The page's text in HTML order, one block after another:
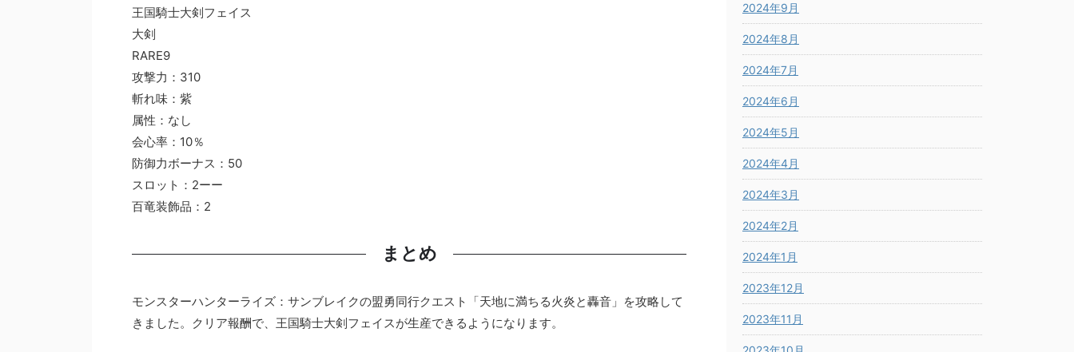
王国騎士大剣フェイス
大剣
RARE9
攻撃力：310
斬れ味：紫
属性：なし
会心率：10％
防御力ボーナス：50
スロット：2ーー
百竜装飾品：2
まとめ
モンスターハンターライズ：サンブレイクの盟勇同行クエスト「天地に満ちる火炎と轟音」を攻略して
きました。クリア報酬で、王国騎士大剣フェイスが生産できるようになります。
2024年9月
2024年8月
2024年7月
2024年6月
2024年5月
2024年4月
2024年3月
2024年2月
2024年1月
2023年12月
2023年11月